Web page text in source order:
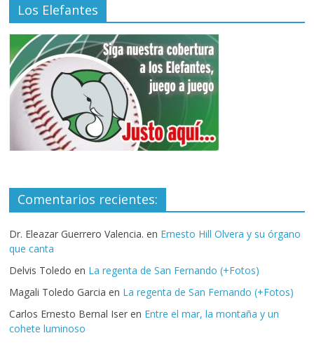
Los Elefantes
Comentarios recientes:
Dr. Eleazar Guerrero Valencia. en Ernesto Hill Olvera y su órgano
que canta
Delvis Toledo en La regenta de San Fernando (+Fotos)
Magali Toledo Garcia en La regenta de San Fernando (+Fotos)
Carlos Ernesto Bernal Iser en Entre el mar, la montaña y un
cohete luminoso